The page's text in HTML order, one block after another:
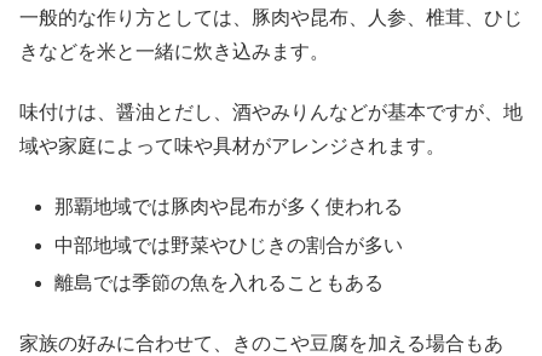
一般的な作り方としては、豚肉や昆布、人参、椎茸、ひじ
きなどを米と一緒に炊き込みます。
味付けは、醤油とだし、酒やみりんなどが基本ですが、地
域や家庭によって味や具材がアレンジされます。
那覇地域では豚肉や昆布が多く使われる
中部地域では野菜やひじきの割合が多い
離島では季節の魚を入れることもある
家族の好みに合わせて、きのこや豆腐を加える場合もあ